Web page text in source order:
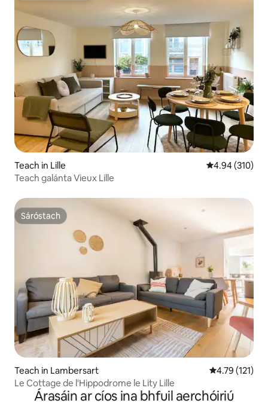
Teach in Lille Meánrátáil
4.94 (310)
Teach galánta Vieux Lille
Sáróstach
Sáróstach
Teach in Lambersart Meánrátáil
4.79 (121)
Le Cottage de l'Hippodrome le Lity Lille
Árasáin ar cíos ina bhfuil aerchóiriú